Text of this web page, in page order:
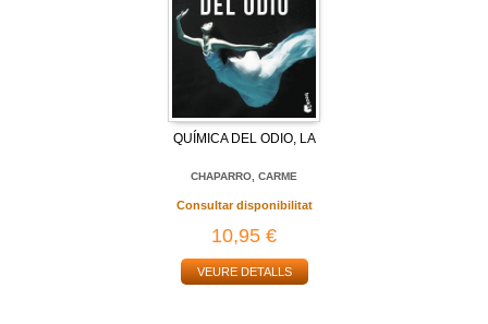
QUÍMICA DEL ODIO, LA
CHAPARRO, CARME
Consultar disponibilitat
10,95 €
VEURE DETALLS